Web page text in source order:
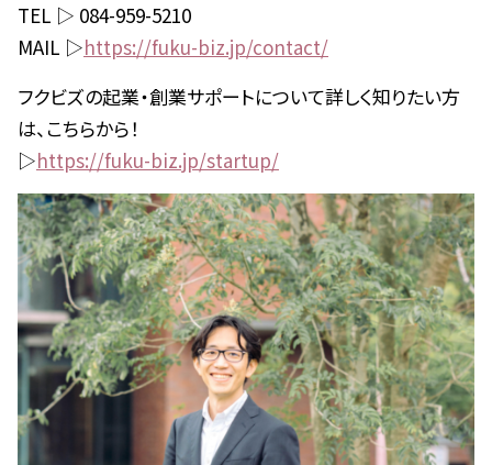
TEL ▷ 084-959-5210
MAIL ▷https://fuku-biz.jp/contact/
フクビズの起業・創業サポートについて詳しく知りたい方
は、こちらから！
▷https://fuku-biz.jp/startup/